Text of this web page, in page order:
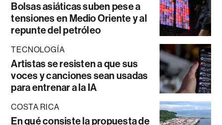
Bolsas asiáticas suben pese a
tensiones en Medio Oriente y al
repunte del petróleo
TECNOLOGÍA
Artistas se resisten a que sus
voces y canciones sean usadas
para entrenar a la IA
COSTA RICA
En qué consiste la propuesta de